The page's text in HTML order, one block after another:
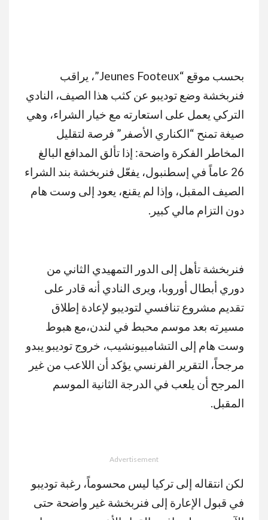
بحسب موقع “Jeunes Footeux”، يراقب
فنربخشة وضع توديبو عن كثب هذا الصيف، النادي
التركي يعمل على استعارته مع خيار الشراء، وهي
صيغة تمنح “الكناري الأصفر” فرصة لتقليل
المخاطر الفكرة واضحة: إذا تألق المدافع البالغ
26 عاماً في إسطنبول، يفعّل فنربخشة بند الشراء
الصيف المقبل، وإذا لم يقنع، يعود إلى وست هام
دون التزام مالي كبير.
فنربخشة تأهل إلى الدور التمهيدي الثاني من
دوري أبطال أوروبا، ويرى النادي أنه قادر على
تقديم مشروع تنافسي لتوديبو لإعادة إطلاق
مسيرته بعد موسم محبط في لندن،مع هبوط
وست هام إلى التشامبيونشيب، خروج توديبو يبدو
مرجحاً، التقرير الفرنسي يؤكد أن اللاعب من غير
المرجح أن يلعب في الدرجة الثانية الموسم
المقبل.
Advertisement
لكن انتقاله إلى تركيا ليس محسوماً، رغبة توديبو
في قبول الإعارة إلى فنربخشة غير واضحة حتى